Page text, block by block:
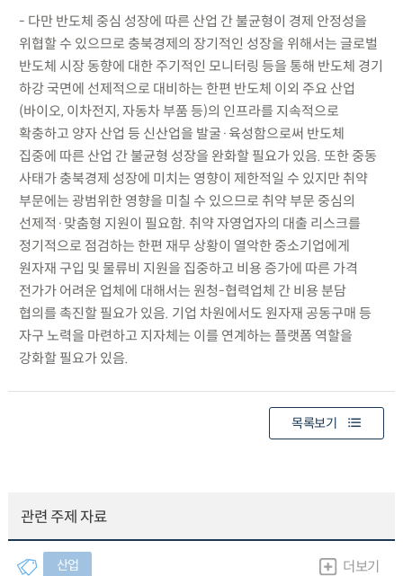
- 다만 반도체 중심 성장에 따른 산업 간 불균형이 경제 안정성을
위협할 수 있으므로 충북경제의 장기적인 성장을 위해서는 글로벌
반도체 시장 동향에 대한 주기적인 모니터링 등을 통해 반도체 경기
하강 국면에 선제적으로 대비하는 한편 반도체 이외 주요 산업
(바이오, 이차전지, 자동차 부품 등)의 인프라를 지속적으로
확충하고 양자 산업 등 신산업을 발굴·육성함으로써 반도체
집중에 따른 산업 간 불균형 성장을 완화할 필요가 있음. 또한 중동
사태가 충북경제 성장에 미치는 영향이 제한적일 수 있지만 취약
부문에는 광범위한 영향을 미칠 수 있으므로 취약 부문 중심의
선제적·맞춤형 지원이 필요함. 취약 자영업자의 대출 리스크를
정기적으로 점검하는 한편 재무 상황이 열악한 중소기업에게
원자재 구입 및 물류비 지원을 집중하고 비용 증가에 따른 가격
전가가 어려운 업체에 대해서는 원청-협력업체 간 비용 분담
협의를 촉진할 필요가 있음. 기업 차원에서도 원자재 공동구매 등
자구 노력을 마련하고 지자체는 이를 연계하는 플랫폼 역할을
강화할 필요가 있음.
목록보기
관련 주제 자료
산업 더보기